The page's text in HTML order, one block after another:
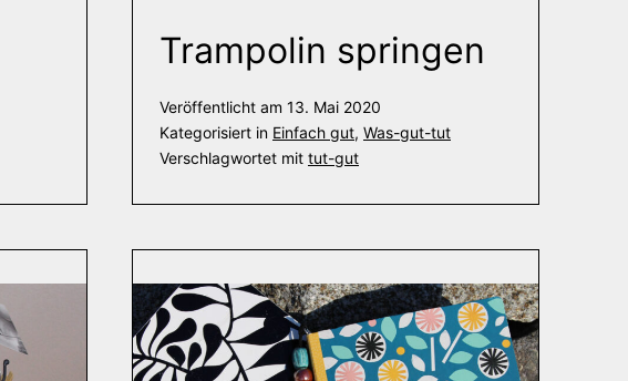
Trampolin springen
Veröffentlicht am 13. Mai 2020
Kategorisiert in Einfach gut, Was-gut-tut
Verschlagwortet mit tut-gut